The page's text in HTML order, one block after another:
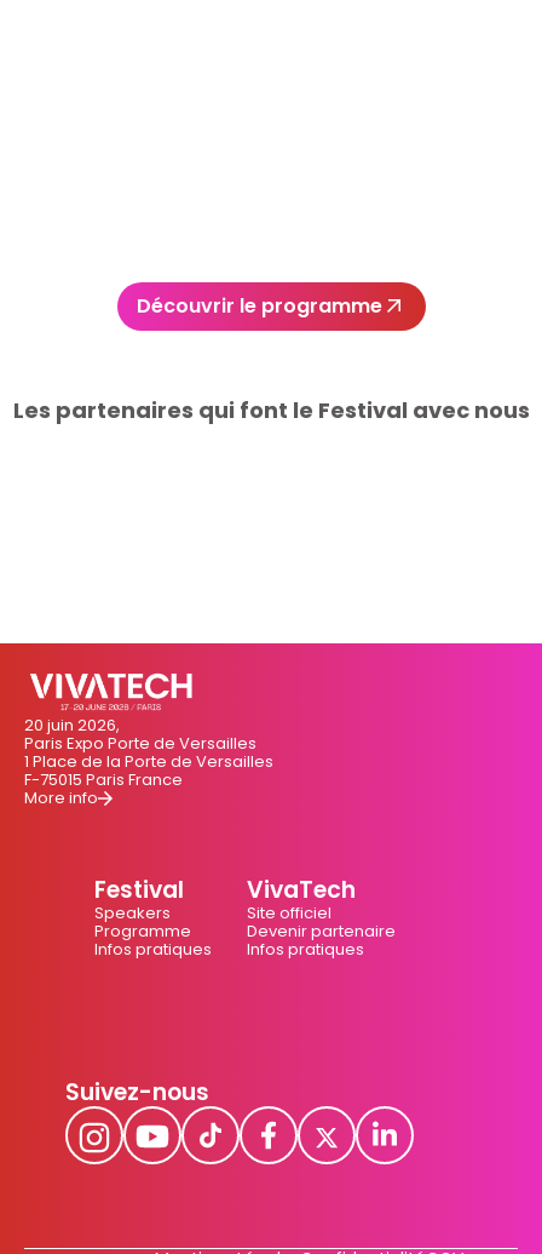
Découvrir le programme
Les partenaires qui font le Festival avec nous
20 juin 2026,
Paris Expo Porte de Versailles
1 Place de la Porte de Versailles
F-75015 Paris France
More info
Festival
Speakers
Programme
Infos pratiques
VivaTech
Site officiel
Devenir partenaire
Infos pratiques
Suivez-nous